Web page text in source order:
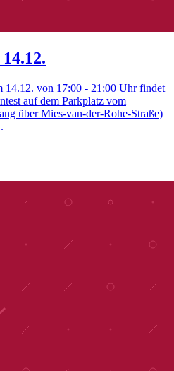
14.12. von 17:00 - 21:00 Uhr findet
auf dem Parkplatz vom
über Mies-van-der-Rohe-Straße)